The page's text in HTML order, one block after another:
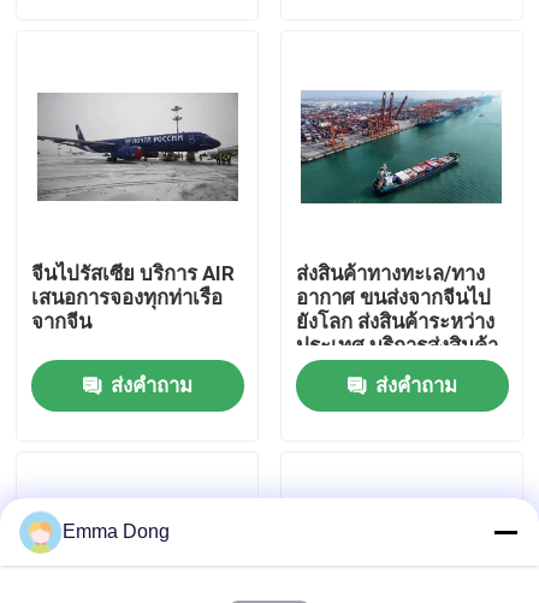
เกี่ยวกับเรา
ทัวร์โรงงาน
การควบคุมคุณภาพ
ติดต่อเรา
บริการขนส่งสินค้าระหว่างประเทศ
จีนไปรัสเซีย บริการ AIR
เสนอการจองทุกท่าเรือ
จากจีน
ส่งคำถาม
ส่งสินค้าทางทะเล/ทาง
อากาศ ขนส่งจากจีนไป
ยังโลก ส่งสินค้าระหว่าง
ประเทศ บริการส่งสินค้า
บ้านหลัง
ส่งคำถาม
Emma Dong